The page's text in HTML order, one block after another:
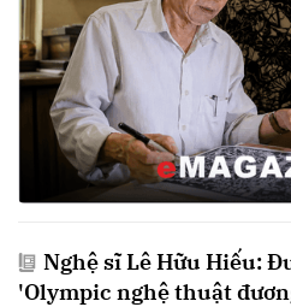
Nghệ sĩ Lê Hữu Hiếu:
'Olympic nghệ thuật